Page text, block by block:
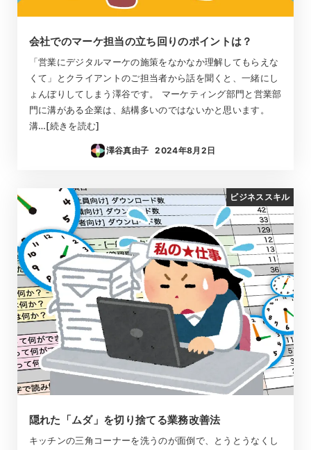
会社でのマーケ担当の立ち回りのポイントは？
「営業にデジタルマーケの施策をなかなか理解してもらえな
くて」とクライアントのご担当者から話を聞くと、一緒にし
ょんぼりしてしまう澤谷です。 マーケティング部門と営業部
門に溝がある企業は、結構多いのではないかと思います。
溝…[続きを読む]
澤谷真由子
投稿日
2024年8月2日
ビジネススキル
隠れた「ムダ」を切り捨てる業務改善法
キッチンの三角コーナーを洗うのが面倒で、とうとうなくし